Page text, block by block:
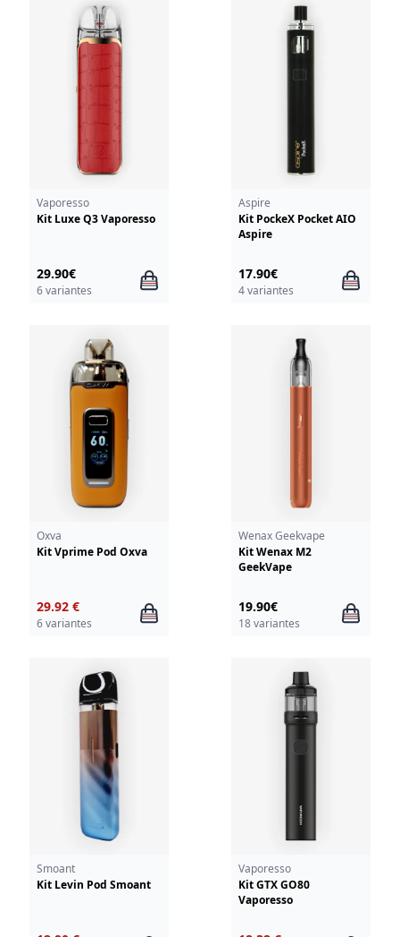
Vaporesso
Kit Luxe Q3 Vaporesso
29.90€
6 variantes
Aspire
Kit PockeX Pocket AIO
Aspire
17.90€
4 variantes
Oxva
Kit Vprime Pod Oxva
29.92 €
6 variantes
Wenax Geekvape
Kit Wenax M2
GeekVape
19.90€
18 variantes
Smoant
Kit Levin Pod Smoant
Vaporesso
Kit GTX GO80
Vaporesso